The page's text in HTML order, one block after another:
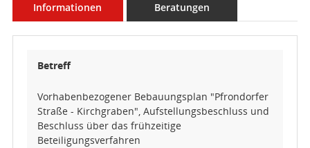
Informationen Beratungen
Betreff
Vorhabenbezogener Bebauungsplan "Pfrondorfer
Straße - Kirchgraben", Aufstellungsbeschluss und
Beschluss über das frühzeitige
Beteiligungsverfahren